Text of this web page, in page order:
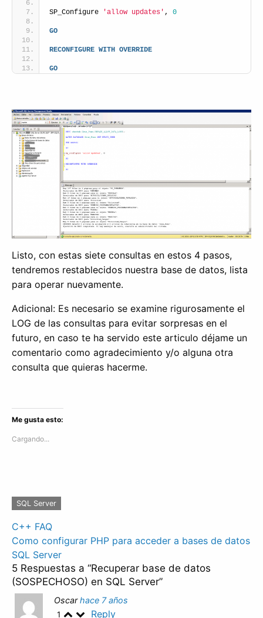
SP_Configure 'allow updates' , 0
GO
RECONFIGURE WITH OVERRIDE
GO
Listo, con estas siete consultas en estos 4 pasos,
tendremos restablecidos nuestra base de datos, lista
para operar nuevamente.
Adicional: Es necesario se examine rigurosamente el
LOG de las consultas para evitar sorpresas en el
futuro, en caso te ha servido este articulo déjame un
comentario como agradecimiento y/o alguna otra
consulta que quieras hacerme.
Me gusta esto:
Cargando...
SQL Server
Navegación
de
entradas
C++ FAQ
Como configurar PHP para acceder a bases de datos
SQL Server
5 Respuestas a “Recuperar base de datos
(SOSPECHOSO) en SQL Server”
Oscar hace 7 años
1
Reply